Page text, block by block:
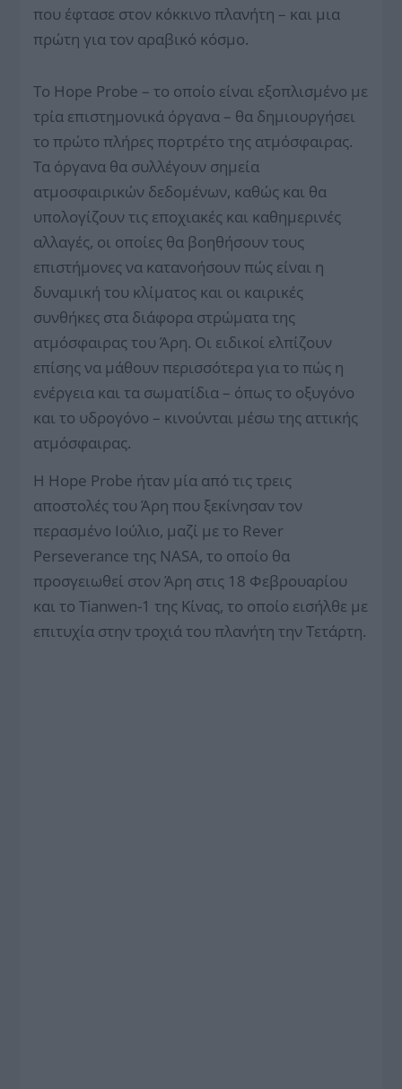
που έφτασε στον κόκκινο πλανήτη – και μια
πρώτη για τον αραβικό κόσμο.
Το Hope Probe – το οποίο είναι εξοπλισμένο με
τρία επιστημονικά όργανα – θα δημιουργήσει
το πρώτο πλήρες πορτρέτο της ατμόσφαιρας.
Τα όργανα θα συλλέγουν σημεία
ατμοσφαιρικών δεδομένων, καθώς και θα
υπολογίζουν τις εποχιακές και καθημερινές
αλλαγές, οι οποίες θα βοηθήσουν τους
επιστήμονες να κατανοήσουν πώς είναι η
δυναμική του κλίματος και οι καιρικές
συνθήκες στα διάφορα στρώματα της
ατμόσφαιρας του Άρη. Οι ειδικοί ελπίζουν
επίσης να μάθουν περισσότερα για το πώς η
ενέργεια και τα σωματίδια – όπως το οξυγόνο
και το υδρογόνο – κινούνται μέσω της αττικής
ατμόσφαιρας.
Η Hope Probe ήταν μία από τις τρεις
αποστολές του Άρη που ξεκίνησαν τον
περασμένο Ιούλιο, μαζί με το Rever
Perseverance της NASA, το οποίο θα
προσγειωθεί στον Άρη στις 18 Φεβρουαρίου
και το Tianwen-1 της Κίνας, το οποίο εισήλθε με
επιτυχία στην τροχιά του πλανήτη την Τετάρτη.